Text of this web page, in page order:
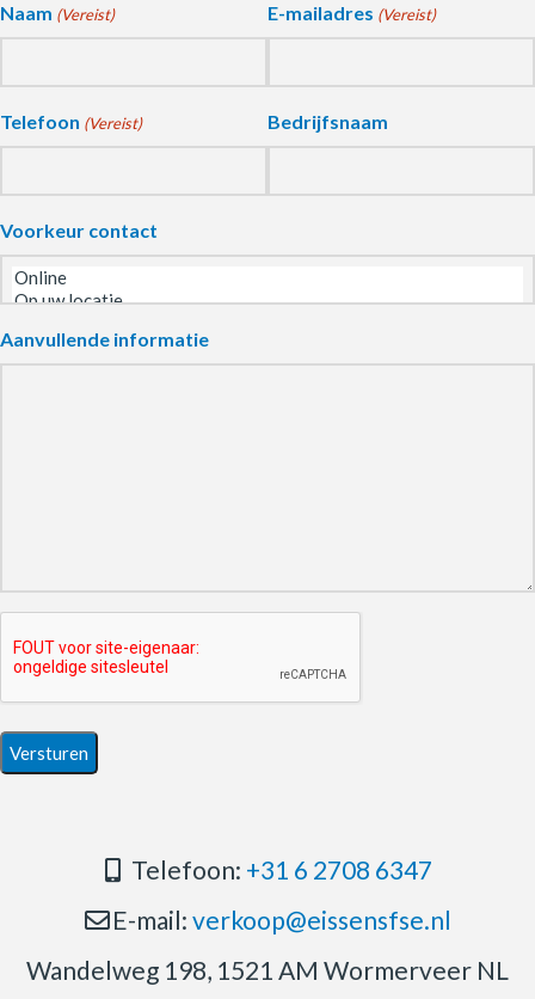
Naam (Vereist) E-mailadres (Vereist)
Telefoon (Vereist) Bedrijfsnaam
Voorkeur contact
Aanvullende informatie
Telefoon: +31 6 2708 6347
E-mail: verkoop@eissensfse.nl
Wandelweg 198, 1521 AM Wormerveer NL